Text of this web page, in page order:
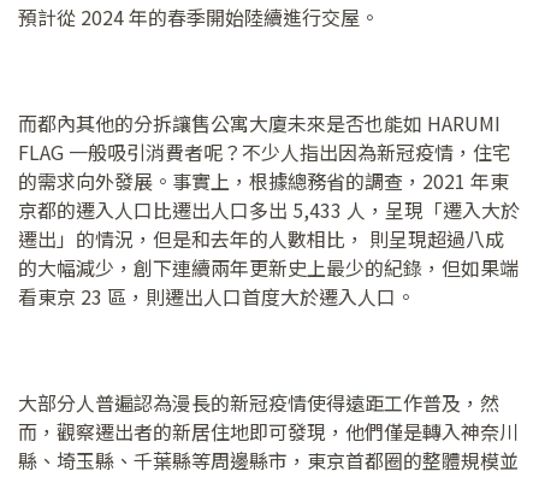
預計從 2024 年的春季開始陸續進行交屋。
而都內其他的分拆讓售公寓大廈未來是否也能如 HARUMI
FLAG 一般吸引消費者呢？不少人指出因為新冠疫情，住宅
的需求向外發展。事實上，根據總務省的調查，2021 年東
京都的遷入人口比遷出人口多出 5,433 人，呈現「遷入大於
遷出」的情況，但是和去年的人數相比， 則呈現超過八成
的大幅減少，創下連續兩年更新史上最少的紀錄，但如果端
看東京 23 區，則遷出人口首度大於遷入人口。
大部分人普遍認為漫長的新冠疫情使得遠距工作普及，然
而，觀察遷出者的新居住地即可發現，他們僅是轉入神奈川
縣、埼玉縣、千葉縣等周邊縣市，東京首都圈的整體規模並